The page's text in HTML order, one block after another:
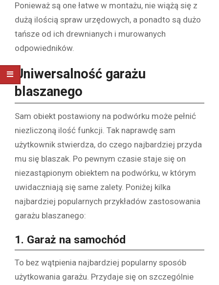
Ponieważ są one łatwe w montażu, nie wiążą się z
dużą ilością spraw urzędowych, a ponadto są dużo
tańsze od ich drewnianych i murowanych
odpowiedników.
Uniwersalność garażu
blaszanego
Sam obiekt postawiony na podwórku może pełnić
niezliczoną ilość funkcji. Tak naprawdę sam
użytkownik stwierdza, do czego najbardziej przyda
mu się blaszak. Po pewnym czasie staje się on
niezastąpionym obiektem na podwórku, w którym
uwidaczniają się same zalety. Poniżej kilka
najbardziej popularnych przykładów zastosowania
garażu blaszanego:
1. Garaż na samochód
To bez wątpienia najbardziej popularny sposób
użytkowania garażu. Przydaje się on szczególnie